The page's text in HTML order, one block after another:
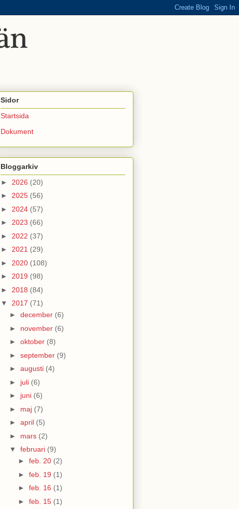
Sidor
Startsida
Dokument
Bloggarkiv
► 2026 (20)
► 2025 (56)
► 2024 (57)
► 2023 (66)
► 2022 (37)
► 2021 (29)
► 2020 (108)
► 2019 (98)
► 2018 (84)
▼ 2017 (71)
► december (6)
► november (6)
► oktober (8)
► september (9)
► augusti (4)
► juli (6)
► juni (6)
► maj (7)
► april (5)
► mars (2)
▼ februari (9)
► feb. 20 (2)
► feb. 19 (1)
► feb. 16 (1)
► feb. 15 (1)